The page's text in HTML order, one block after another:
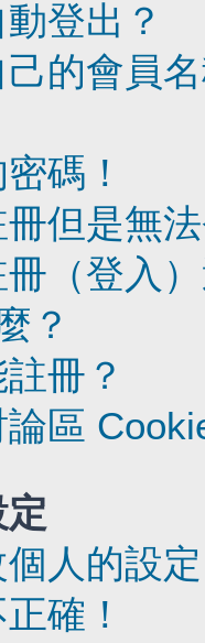
登出？
的會員
碼！
但是無
（登入
？
冊？
論區
人的設
確！